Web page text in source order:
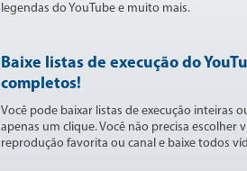
legendas do YouTube e muito mais.
Baixe listas de execução do
completos!
Você pode baixar listas de execução inteiras
apenas um clique. Você não precisa escolher
reprodução favorita ou canal e baixe todos